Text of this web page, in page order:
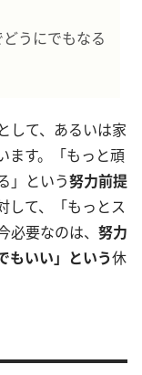
うにでもなる
して、あるいは家
ます。「もっと頑
」という努力前提
して、「もっとス
要なのは、 努力
もいい」という休